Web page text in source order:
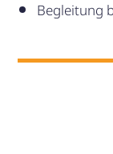
Begleitung